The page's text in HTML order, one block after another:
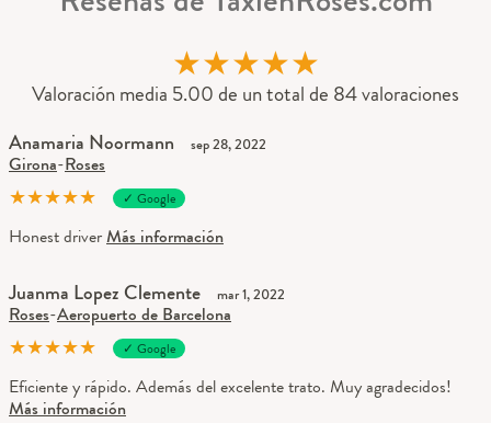
★★★★★
Valoración media 5.00 de un total de 84 valoraciones
Anamaria Noormann sep 28, 2022
Girona-Roses
★★★★★ ✓ Google
Honest driverMás información
Juanma Lopez Clemente mar 1, 2022
Roses-Aeropuerto de Barcelona
★★★★★ ✓ Google
Eficiente y rápido. Además del excelente trato. Muy agradecidos!
Más información